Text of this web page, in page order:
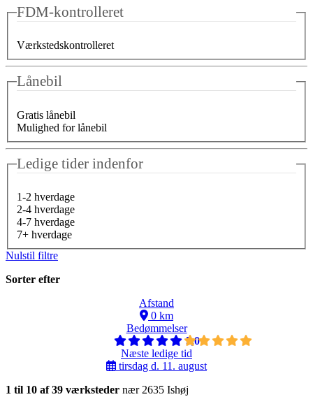
FDM-kontrolleret
Værkstedskontrolleret
Lånebil
Gratis lånebil
Mulighed for lånebil
Ledige tider indenfor
1-2 hverdage
2-4 hverdage
4-7 hverdage
7+ hverdage
Nulstil filtre
Sorter efter
Afstand
0 km
Bedømmelser
5,0
Næste ledige tid
tirsdag d. 11. august
1 til 10 af 39 værksteder nær 2635 Ishøj